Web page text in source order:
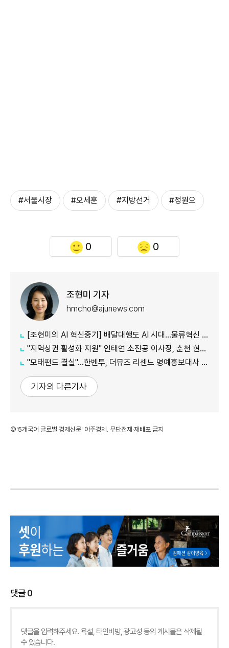
#서울시장 #오세훈 #지방선거 #정원오
0 0
조현미 기자
hmcho@ajunews.com
[조현미의 AI 혁신중기] 배달대행도 AI 시대…물류혁신 선도하는 부릉
"지역상권 활성화 지원" 인태연 소진공 이사장, 춘천 현장방문
"모태펀드 결실"…한벤투, 더뮤즈 리센느 명예홍보대사 임명
기자의 다른기사
©'5개국어 글로벌 경제신문' 아주경제. 무단전재·재배포 금지
댓글0